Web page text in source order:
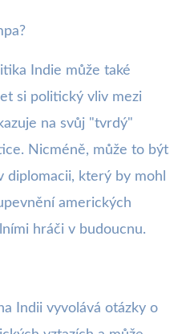
Indie může také
si politický vliv mezi
na svůj "tvrdý"
Nicméně, může to být
diplomacii, který by mohl
amerických
hráči v budoucnu.
Indii vyvolává otázky o